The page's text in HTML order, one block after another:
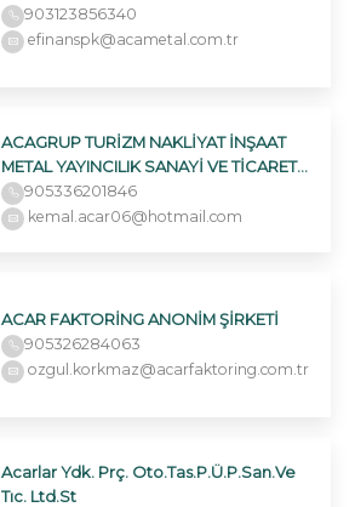
903123856340
efinanspk@acametal.com.tr
ACAGRUP TURİZM NAKLİYAT İNŞAAT
METAL YAYINCILIK SANAYİ VE TİCARET
LİMİTED ŞİRKETİ
905336201846
kemal.acar06@hotmail.com
ACAR FAKTORİNG ANONİM ŞİRKETİ
905326284063
ozgul.korkmaz@acarfaktoring.com.tr
Acarlar Ydk. Prç. Oto.Tas.P.Ü.P.San.Ve
Tıc. Ltd.St